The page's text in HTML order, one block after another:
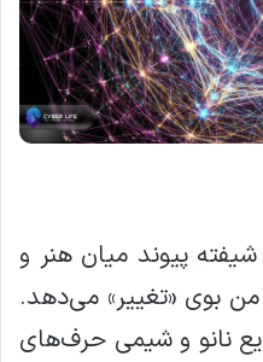
پیوند میان هنر و
من بوی «تغییر» می‌دهد.
نانو و شیمی حرف‌های